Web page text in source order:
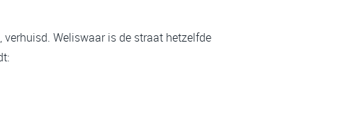
Weliswaar is de straat hetzelfde